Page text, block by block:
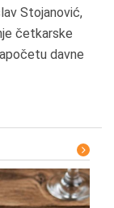
Stojanović,
četkarske
davne